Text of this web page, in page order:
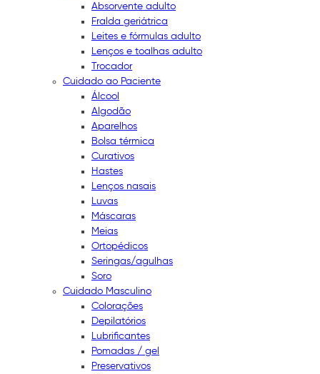
Absorvente adulto
Fralda geriátrica
Leites e fórmulas adulto
Lenços e toalhas adulto
Trocador
Cuidado ao Paciente
Álcool
Algodão
Aparelhos
Bolsa térmica
Curativos
Hastes
Lenços nasais
Luvas
Máscaras
Meias
Ortopédicos
Seringas/agulhas
Soro
Cuidado Masculino
Colorações
Depilatórios
Lubrificantes
Pomadas / gel
Preservativos